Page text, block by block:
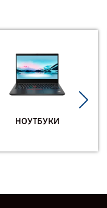
НОУТБУКИ